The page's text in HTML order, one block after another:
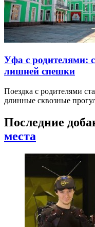
Уфа с родителями:
лишней спешки
Поездка с родителями
длинные сквозные
Последние
места